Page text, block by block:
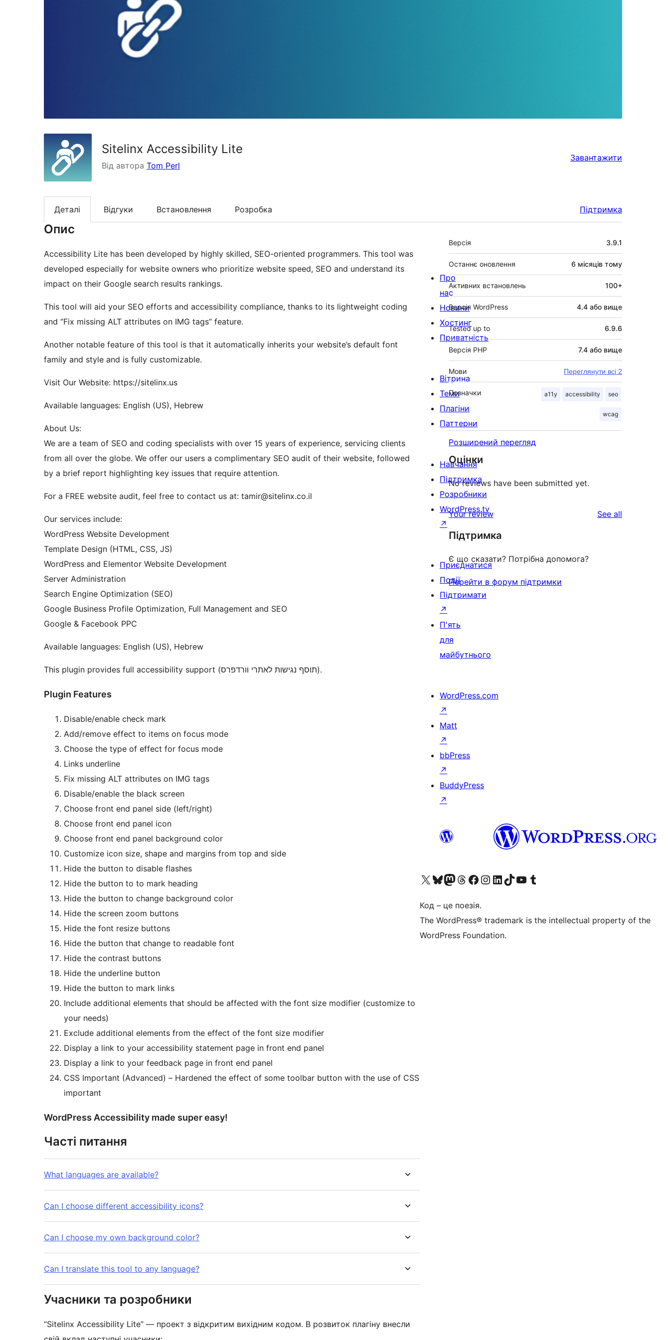
Sitelinx Accessibility Lite
Від автора Tom Perl
Завантажити
Деталі Відгуки Встановлення Розробка Підтримка
Опис
Accessibility Lite has been developed by highly skilled, SEO-oriented programmers. This tool was
developed especially for website owners who prioritize website speed, SEO and understand its
impact on their Google search results rankings.
This tool will aid your SEO efforts and accessibility compliance, thanks to its lightweight coding
and “Fix missing ALT attributes on IMG tags” feature.
Another notable feature of this tool is that it automatically inherits your website’s default font
family and style and is fully customizable.
Visit Our Website: https://sitelinx.us
Available languages: English (US), Hebrew
About Us:
We are a team of SEO and coding specialists with over 15 years of experience, servicing clients
from all over the globe. We offer our users a complimentary SEO audit of their website, followed
by a brief report highlighting key issues that require attention.
For a FREE website audit, feel free to contact us at: tamir@sitelinx.co.il
Our services include:
WordPress Website Development
Template Design (HTML, CSS, JS)
WordPress and Elementor Website Development
Server Administration
Search Engine Optimization (SEO)
Google Business Profile Optimization, Full Management and SEO
Google & Facebook PPC
Available languages: English (US), Hebrew
This plugin provides full accessibility support (תוסף נגישות לאתרי וורדפרס).
Plugin Features
Disable/enable check mark
Add/remove effect to items on focus mode
Choose the type of effect for focus mode
Links underline
Fix missing ALT attributes on IMG tags
Disable/enable the black screen
Choose front end panel side (left/right)
Choose front end panel icon
Choose front end panel background color
Customize icon size, shape and margins from top and side
Hide the button to disable flashes
Hide the button to to mark heading
Hide the button to change background color
Hide the screen zoom buttons
Hide the font resize buttons
Hide the button that change to readable font
Hide the contrast buttons
Hide the underline button
Hide the button to mark links
Include additional elements that should be affected with the font size modifier (customize to
your needs)
Exclude additional elements from the effect of the font size modifier
Display a link to your accessibility statement page in front end panel
Display a link to your feedback page in front end panel
CSS Important (Advanced) – Hardened the effect of some toolbar button with the use of CSS
important
WordPress Accessibility made super easy!
Часті питання
What languages are available?
Can I choose different accessibility icons?
Can I choose my own background color?
Can I translate this tool to any language?
Учасники та розробники
“Sitelinx Accessibility Lite” — проект з відкритим вихідним кодом. В розвиток плагіну внесли
Мета
Версія 3.9.1
Останнє оновлення 6 місяців тому
Активних встановлень 100+
Версія WordPress 4.4 або вище
Tested up to 6.9.6
Версія PHP 7.4 або вище
Мови Переглянути всі 2
Позначки a11y accessibility seo
wcag
Розширений перегляд
Оцінки
No reviews have been submitted yet.
Your review See all
Підтримка
Є що сказати? Потрібна допомога?
Перейти в форум підтримки
Про
нас
Новини
Хостинг
Приватність
Вітрина
Теми
Плагіни
Паттерни
Навчання
Підтримка
Розробники
WordPress.tv
↗
Приєднатися
Події
Підтримати
↗
П'ять
для
майбутнього
WordPress.com
↗
Matt
↗
bbPress
↗
BuddyPress
↗
Visit our X (formerly Twitter) account
Visit our Bluesky account
Завітайте до нашої стрічки в Mastodon
Visit our Threads account
Завітайте на нашу сторінку в Facebook
Visit our Instagram account
Visit our LinkedIn account
Visit our TikTok account
Visit our YouTube channel
Visit our Tumblr account
Код – це поезія.
The WordPress® trademark is the intellectual property of the
WordPress Foundation.